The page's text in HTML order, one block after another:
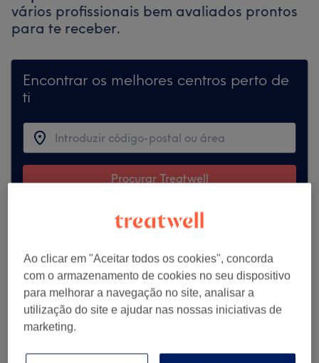
vários profissionais bem avaliados prontos
para te receber.
Encontrar os melhores centros perto de
ti
Procurar Treatwell
Ao clicar em "Aceitar todos os cookies", concorda
com o armazenamento de cookies no seu dispositivo
para melhorar a navegação no site, analisar a
utilização do site e ajudar nas nossas iniciativas de
marketing.